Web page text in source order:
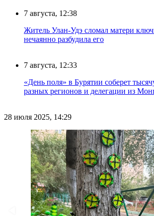
7 августа, 12:38
Житель Улан-Удэ сломал матери
нечаянно разбудила его
7 августа, 12:33
«День поля» в Бурятии соберет
разных регионов и делегации из
28 июля 2025, 14:29